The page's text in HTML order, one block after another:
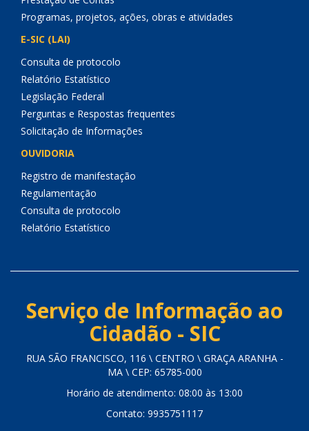
Programas, projetos, ações, obras e atividades
E-SIC (LAI)
Consulta de protocolo
Relatório Estatístico
Legislação Federal
Perguntas e Respostas frequentes
Solicitação de Informações
OUVIDORIA
Registro de manifestação
Regulamentação
Consulta de protocolo
Relatório Estatístico
Serviço de Informação ao
Cidadão - SIC
RUA SÃO FRANCISCO, 116 \ CENTRO \ GRAÇA ARANHA -
MA \ CEP: 65785-000
Horário de atendimento: 08:00 às 13:00
Contato: 9935751117